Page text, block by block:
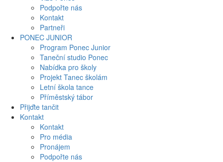
Podpořte nás
Kontakt
Partneři
PONEC JUNIOR
Program Ponec Junior
Taneční studio Ponec
Nabídka pro školy
Projekt Tanec školám
Letní škola tance
Příměstský tábor
Přijďte tančit
Kontakt
Kontakt
Pro média
Pronájem
Podpořte nás